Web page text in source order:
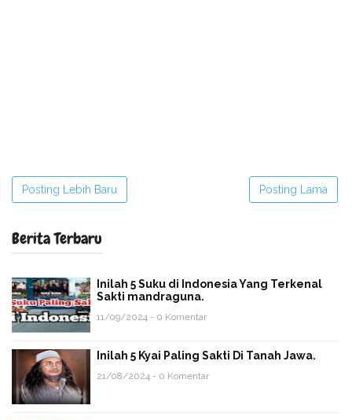
Posting Lebih Baru Posting Lama
Berita Terbaru
Inilah 5 Suku di Indonesia Yang Terkenal
Sakti mandraguna.
11/09/2024 - 0 Komentar
Inilah 5 Kyai Paling Sakti Di Tanah Jawa.
21/08/2024 - 0 Komentar